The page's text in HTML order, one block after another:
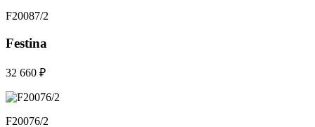
F20087/2
Festina
32 660 ₽
F20076/2